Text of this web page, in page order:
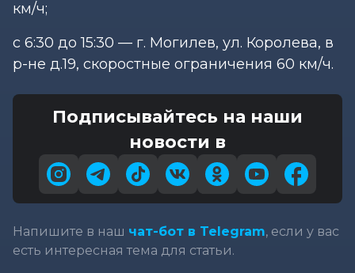
км/ч;
с 6:30 до 15:30 — г. Могилев, ул. Королева, в
р-не д.19, скоростные ограничения 60 км/ч.
Подписывайтесь на наши
новости в
Напишите в наш чат-бот в Telegram, если у вас
есть интересная тема для статьи.